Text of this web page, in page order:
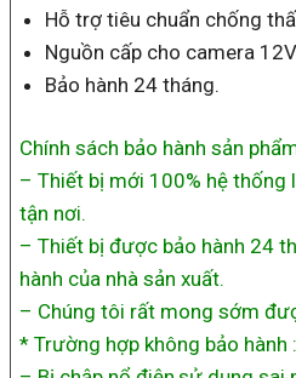
Hỗ trợ tiêu chuẩn chống
Nguồn cấp cho camera
Bảo hành 24 tháng.
Chính sách bảo hành sản
– Thiết bị mới 100% hệ thống
tận nơi.
– Thiết bị được bảo hành 24
hành của nhà sản xuất.
– Chúng tôi rất mong sớm
* Trường hợp không bảo hành :